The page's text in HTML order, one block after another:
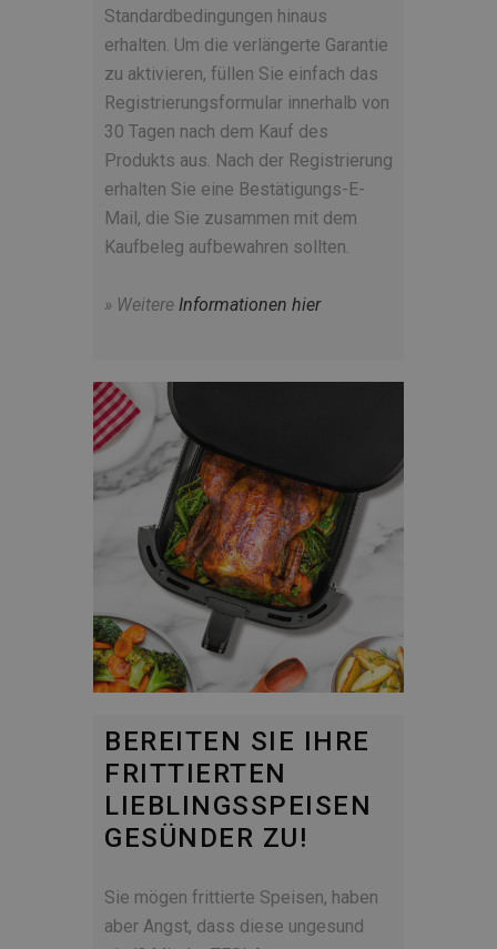
Standardbedingungen hinaus
erhalten. Um die verlängerte Garantie
zu aktivieren, füllen Sie einfach das
Registrierungsformular innerhalb von
30 Tagen nach dem Kauf des
Produkts aus. Nach der Registrierung
erhalten Sie eine Bestätigungs-E-
Mail, die Sie zusammen mit dem
Kaufbeleg aufbewahren sollten.
» Weitere Informationen hier
BEREITEN SIE IHRE
FRITTIERTEN
LIEBLINGSSPEISEN
GESÜNDER ZU!
Sie mögen frittierte Speisen, haben
aber Angst, dass diese ungesund